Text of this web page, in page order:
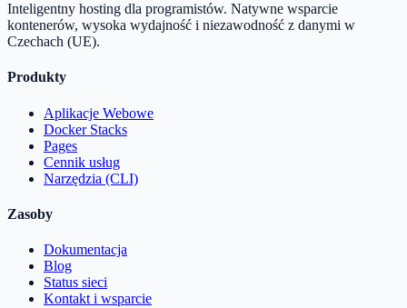
Inteligentny hosting dla programistów. Natywne wsparcie
kontenerów, wysoka wydajność i niezawodność z danymi w
Czechach (UE).
Produkty
Aplikacje Webowe
Docker Stacks
Pages
Cennik usług
Narzędzia (CLI)
Zasoby
Dokumentacja
Blog
Status sieci
Kontakt i wsparcie